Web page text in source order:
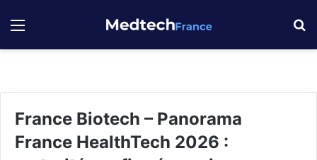
Menu
France Biotech – Panorama
France HealthTech 2026 :